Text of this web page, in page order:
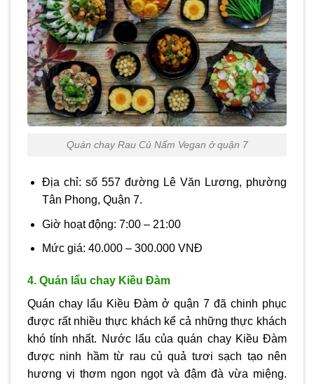
Quán chay Rau Củ Nấm Vegan ở quận 7
Địa chỉ: số 557 đường Lê Văn Lương, phường
Tân Phong, Quận 7.
Giờ hoạt động: 7:00 – 21:00
Mức giá: 40.000 – 300.000 VNĐ
4. Quán lẩu chay Kiều Đàm
Quán chay lẩu Kiều Đàm ở quận 7 đã chinh phục
được rất nhiều thực khách kể cả những thực khách
khó tính nhất. Nước lẩu của quán chay Kiều Đàm
được ninh hầm từ rau củ quả tươi sạch tạo nên
hương vị thơm ngon ngọt và đậm đà vừa miệng.